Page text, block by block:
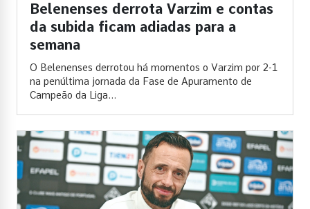
Belenenses derrota Varzim e contas
da subida ficam adiadas para a
semana
O Belenenses derrotou há momentos o Varzim por 2-1
na penúltima jornada da Fase de Apuramento de
Campeão da Liga...